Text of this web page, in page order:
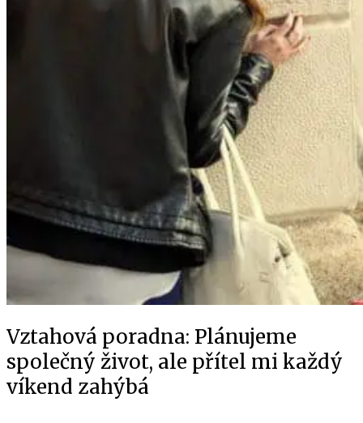
Vztahová poradna: Plánujeme
společný život, ale přítel mi každý
víkend zahýbá